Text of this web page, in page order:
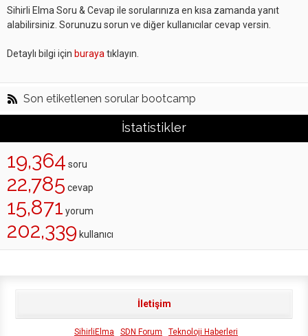
Sihirli Elma Soru & Cevap ile sorularınıza en kısa zamanda yanıt
alabilirsiniz. Sorunuzu sorun ve diğer kullanıcılar cevap versin.
Detaylı bilgi için buraya tıklayın.
Son etiketlenen sorular bootcamp
İstatistikler
19,364 soru
22,785 cevap
15,871 yorum
202,339 kullanıcı
İletişim
SihirliElma SDN Forum Teknoloji Haberleri